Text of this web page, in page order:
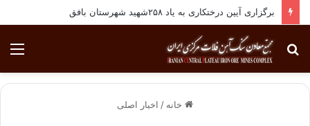
برگزاری آیین درختکاری به یاد ۲۵۸شهید شهرستان بافق
جستجو
برای
خانه / اخبار اصلی